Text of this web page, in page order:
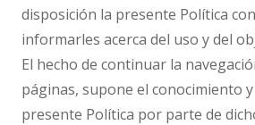
disposición la presente Política
informarles acerca del uso y del
El hecho de continuar la
páginas, supone el conocimiento
presente Política por parte de